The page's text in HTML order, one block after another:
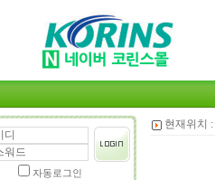
자동로그인
현재위치 :